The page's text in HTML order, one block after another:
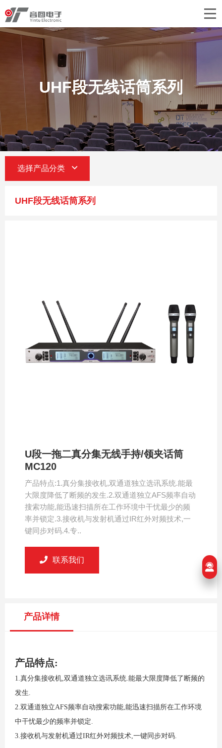
关于音图
产品中心
工程案例
新闻中心
联系我们
UHF段无线话筒系列
选择产品分类
UHF段无线话筒系列
U段一拖二真分集无线手持/领夹话筒
MC120
产品特点:1.真分集接收机,双通道独立选讯系统.能最
大限度降低了断频的发生.2.双通道独立AFS频率自动
搜索功能,能迅速扫描所在工作环境中干忧最少的频
率并锁定.3.接收机与发射机通过IR红外对频技术,一
键同步对码.4.专..
联系我们
产品详情
产品特点:
1.真分集接收机,双通道独立选讯系统.能最大限度降低了断频的
发生.
2.双通道独立AFS频率自动搜索功能,能迅速扫描所在工作环境
中干忧最少的频率并锁定.
3.接收机与发射机通过IR红外对频技术,一键同步对码.